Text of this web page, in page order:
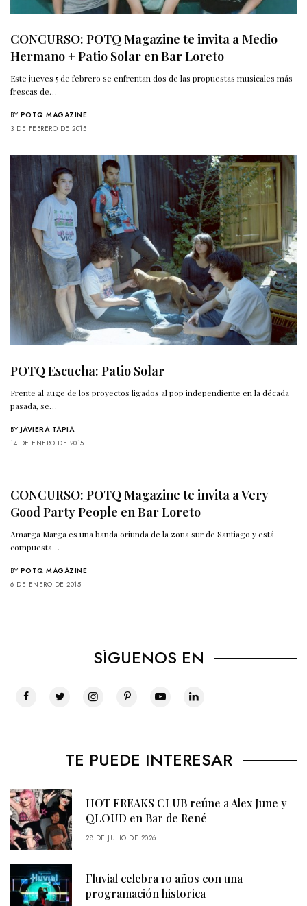
CONCURSO: POTQ Magazine te invita a Medio
Hermano + Patio Solar en Bar Loreto
Este jueves 5 de febrero se enfrentan dos de las propuestas musicales más
frescas de…
BY POTQ MAGAZINE
3 DE FEBRERO DE 2015
POTQ Escucha: Patio Solar
Frente al auge de los proyectos ligados al pop independiente en la década
pasada, se…
BY JAVIERA TAPIA
14 DE ENERO DE 2015
CONCURSO: POTQ Magazine te invita a Very
Good Party People en Bar Loreto
Amarga Marga es una banda oriunda de la zona sur de Santiago y está
compuesta…
BY POTQ MAGAZINE
6 DE ENERO DE 2015
SÍGUENOS EN
TE PUEDE INTERESAR
HOT FREAKS CLUB reúne a Alex June y
QLOUD en Bar de René
28 DE JULIO DE 2026
Fluvial celebra 10 años con una
programación historica